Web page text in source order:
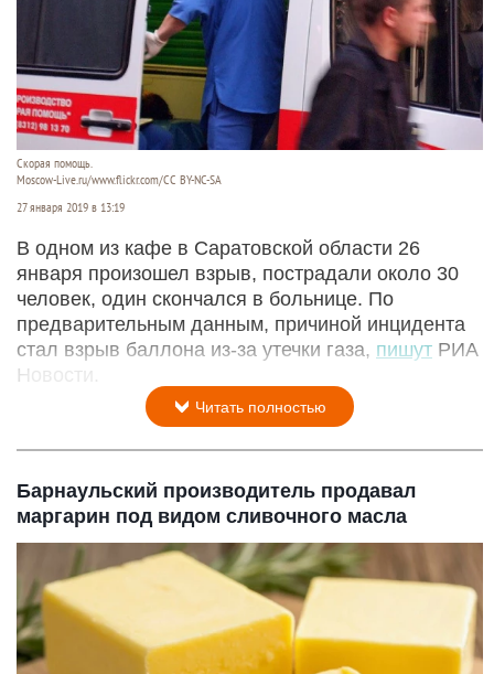
Скорая помощь.
Moscow-Live.ru/www.flickr.com/CC BY-NC-SA
27 января 2019 в 13:19
В одном из кафе в Саратовской области 26
января произошел взрыв, пострадали около 30
человек, один скончался в больнице. По
предварительным данным, причиной инцидента
стал взрыв баллона из-за утечки газа, пишут РИА
Новости.
Читать полностью
Барнаульский производитель продавал
маргарин под видом сливочного масла